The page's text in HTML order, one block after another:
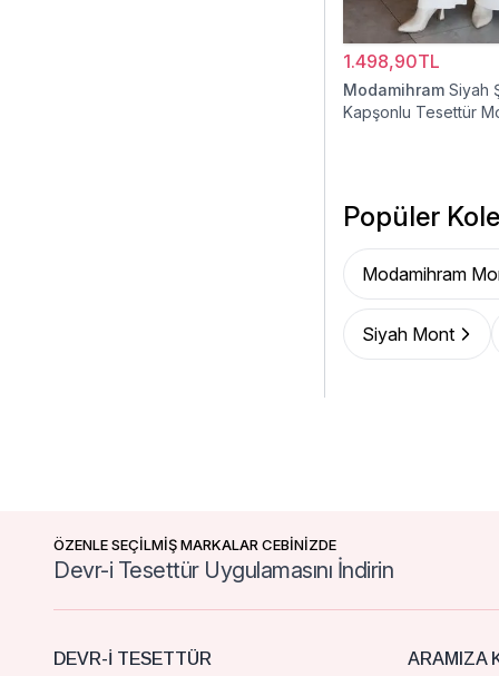
1.498,90TL
Modamihram Siyah
Kapşonlu Tesettür
Popüler
Modamihram
Siyah Mont
ÖZENLE SEÇİLMİŞ MARKALAR CEBİNİZDE
Devr-i Tesettür Uygulamasını İndirin
DEVR-I TESETTÜR ARAMIZA